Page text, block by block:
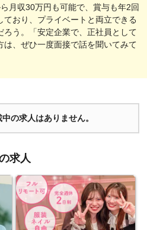
月収30万円も可能で、賞与も年2回
おり、プライベートと両立できる
う。「安定企業で、正社員として
、ぜひ一度面接で話を聞いてみて
の求人はありません。
求人